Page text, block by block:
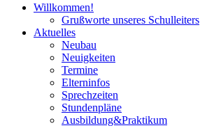
Willkommen!
Grußworte unseres Schulleiters
Aktuelles
Neubau
Neuigkeiten
Termine
Elterninfos
Sprechzeiten
Stundenpläne
Ausbildung&Praktikum